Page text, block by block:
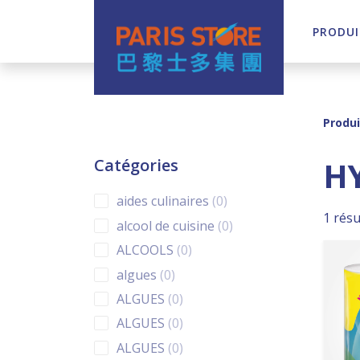
Navigation principale
Catégories
aides culinaires 00 products
alcool de cuisine 00 products
ALCOOLS 00 products
algues 00 products
ALGUES 00 products
ALGUES 00 products
ALGUES 00 products
1